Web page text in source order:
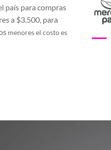
país para compras
a $3.500, para
menores el costo es